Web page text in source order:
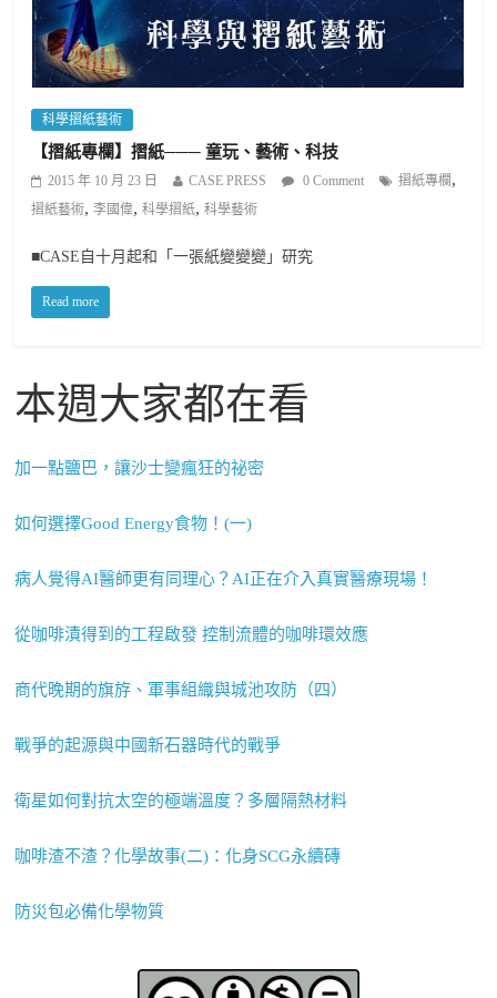
科學摺紙藝術
【摺紙專欄】摺紙─── 童玩、藝術、科技
2015 年 10 月 23 日 CASE PRESS 0 Comment 摺紙專欄 ,
摺紙藝術,李國偉,科學摺紙,科學藝術
■CASE自十月起和「一張紙變變變」研究
Read more
本週大家都在看
加一點鹽巴，讓沙士變瘋狂的祕密
如何選擇Good Energy食物！(一)
病人覺得AI醫師更有同理心？AI正在介入真實醫療現場！
從咖啡漬得到的工程啟發 控制流體的咖啡環效應
商代晚期的旗斿、軍事組織與城池攻防（四）
戰爭的起源與中國新石器時代的戰爭
衛星如何對抗太空的極端溫度？多層隔熱材料
咖啡渣不渣？化學故事(二)：化身SCG永續磚
防災包必備化學物質